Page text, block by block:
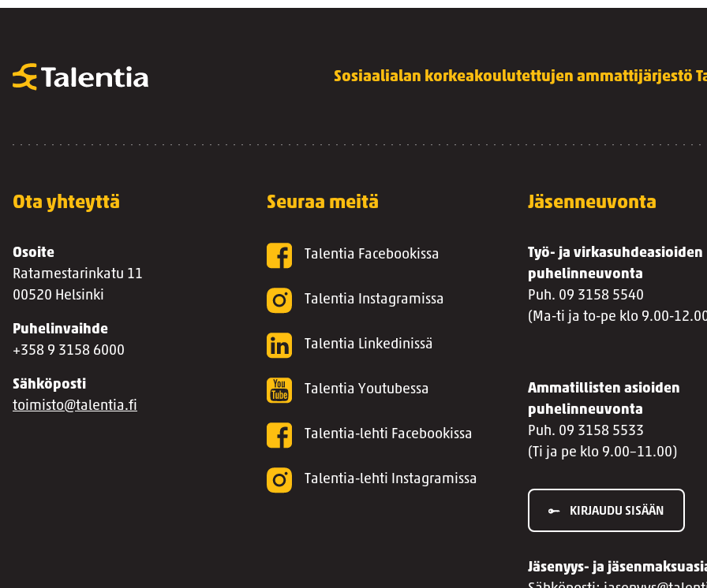
Sosiaalialan korkeakoulutettujen ammattijärjestö
Ota yhteyttä
Osoite
Ratamestarinkatu 11
00520 Helsinki
Puhelinvaihde
+358 9 3158 6000
Sähköposti
toimisto@talentia.fi
Seuraa meitä
Talentia Facebookissa
Talentia Instagramissa
Talentia Linkedinissä
Talentia Youtubessa
Talentia-lehti Facebookissa
Talentia-lehti Instagramissa
Jäsenneuvonta
Työ- ja virkasuhdeasioiden
puhelinneuvonta
Puh. 09 3158 5540
(Ma-ti ja to-pe klo 9.00-
Ammatillisten asioiden
puhelinneuvonta
Puh. 09 3158 5533
(Ti ja pe klo 9.00–11.00)
KIRJAUDU SISÄÄN
Jäsenyys- ja